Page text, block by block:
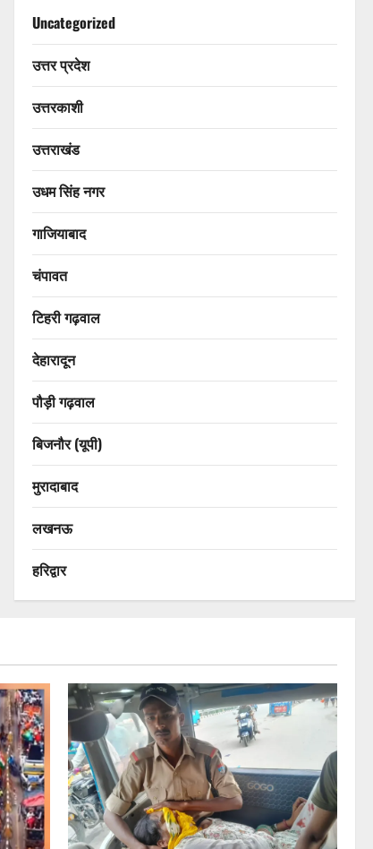
Uncategorized
उत्तर प्रदेश
उत्तरकाशी
उत्तराखंड
उधम सिंह नगर
गाजियाबाद
चंपावत
टिहरी गढ़वाल
देहारादून
पौड़ी गढ़वाल
बिजनौर (यूपी)
मुरादाबाद
लखनऊ
हरिद्वार